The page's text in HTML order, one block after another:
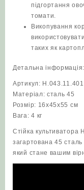
підгортання
томати.
Викопування
таких як
Детальна інформація:
Артикул: Н.043.11.401
Матеріал: сталь 45
Розмір: 16х45х55 см
Вага: 4 кг
Стійка
загартована 45 сталь
який стане вашим